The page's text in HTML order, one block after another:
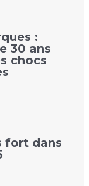
:
30 ans
chocs
fort dans